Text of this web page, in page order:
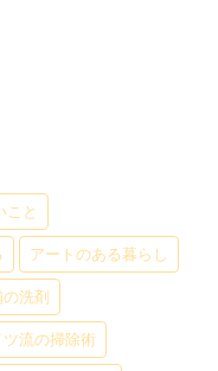
こと
アートのある暮らし
洗剤
ツ流の掃除術